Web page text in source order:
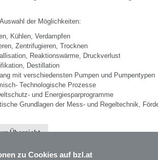
der Möglichkeiten:
Kühlen, Verdampfen
Zentrifugieren, Trocknen
Reaktionswärme, Druckverlust
Destillation
mit verschiedensten Pumpen und Pumpentypen
Technologische Prozesse
und Energiesparprogramme
Grundlagen der Mess- und Regeltechnik,
Übersicht
zu Cookies auf bzl.at